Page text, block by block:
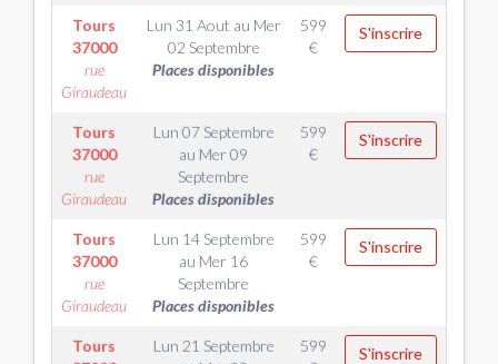
Tours
37000
rue
Giraudeau
Lun 31 Aout au Mer
02 Septembre
Places disponibles
599
€
S'inscrire
Tours
37000
rue
Giraudeau
Lun 07 Septembre
au Mer 09
Septembre
Places disponibles
599
€
S'inscrire
Tours
37000
rue
Giraudeau
Lun 14 Septembre
au Mer 16
Septembre
Places disponibles
599
€
S'inscrire
Tours
Lun 21 Septembre
599
S'inscrire